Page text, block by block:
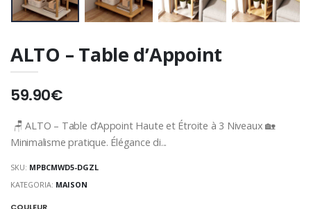
ALTO – Table d’Appoint
59.90€
🪑 ALTO – Table d’Appoint Haute et Étroite à 3 Niveaux 🏡
Minimalisme pratique. Élégance di...
SKU: MPBCMWD5-DGZL
KATEGORIA: MAISON
COULEUR